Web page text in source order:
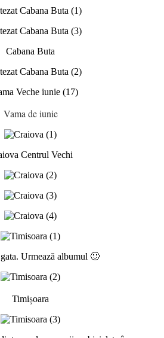
Cabana Buta
Vama de iunie
Centrul Vechi
Urmează albumul 🙂
Timişoara